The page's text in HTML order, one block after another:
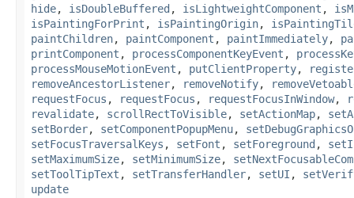
hide, isDoubleBuffered , isLightweightComponent ,
isPaintingForPrint , isPaintingOrigin,
paintChildren, paintComponent , paintImmediately,
printComponent , processComponentKeyEvent ,
processMouseMotionEvent , putClientProperty,
removeAncestorListener, removeNotify,
requestFocus , requestFocus , requestFocusInWindow,
revalidate, scrollRectToVisible, setActionMap,
setBorder, setComponentPopupMenu,
setFocusTraversalKeys , setFont , setForeground ,
setMaximumSize, setMinimumSize,
setToolTipText , setTransferHandler, setUI ,
update